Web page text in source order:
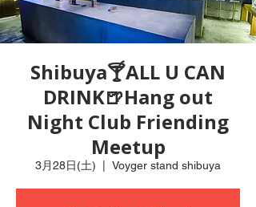
Shibuya🍸ALL U CAN
DRINK🍺Hang out
Night Club Friending
Meetup
3月28日(土) Voyger stand shibuya